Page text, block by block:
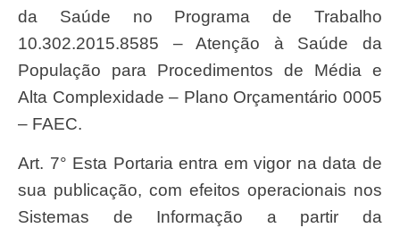
da Saúde no Programa de Trabalho
10.302.2015.8585 – Atenção à Saúde da
População para Procedimentos de Média e
Alta Complexidade – Plano Orçamentário 0005
– FAEC.
Art. 7° Esta Portaria entra em vigor na data de
sua publicação, com efeitos operacionais nos
Sistemas de Informação a partir da